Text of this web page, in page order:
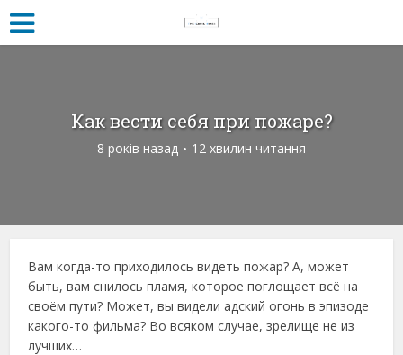
Как вести себя при пожаре?
8 років назад 12 хвилин читання
Вам когда-то приходилось видеть пожар? А, может
быть, вам снилось пламя, которое поглощает всё на
своём пути? Может, вы видели адский огонь в эпизоде
какого-то фильма? Во всяком случае, зрелище не из
лучших…